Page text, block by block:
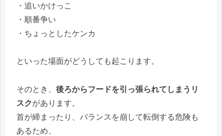
・追いかけっこ
・順番争い
・ちょっとしたケンカ
といった場面がどうしても起こります。
そのとき、 後ろからフードを引っ張られてしまうリ
スクがあります。
首が締まったり、バランスを崩して転倒する危険も
あるため、